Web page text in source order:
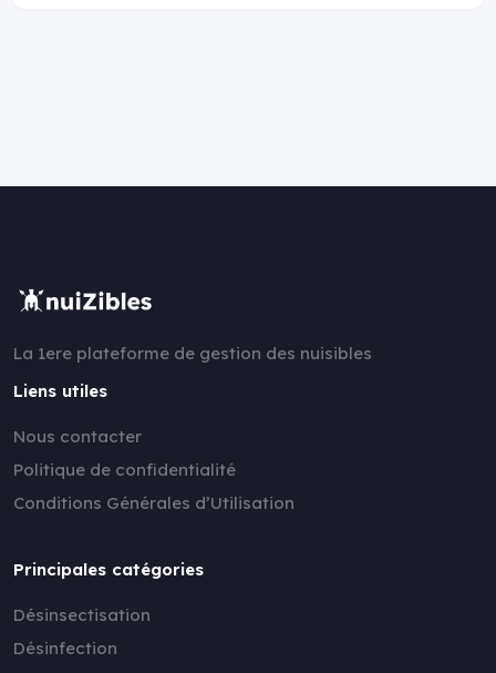
La 1ere plateforme de gestion des nuisibles
Liens utiles
Nous contacter
Politique de confidentialité
Conditions Générales d’Utilisation
Principales catégories
Désinsectisation
Désinfection